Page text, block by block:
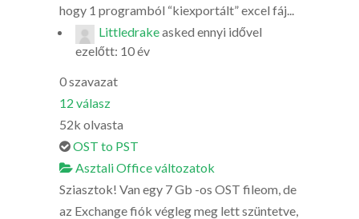
hogy 1 programból “kiexportált” excel fáj...
Littledrakeasked ennyi idővel
ezelőtt: 10 év
0szavazat
12 válasz
52k olvasta
OST to PST
Asztali Office változatok
Sziasztok! Van egy 7 Gb -os OST fileom, de
az Exchange fiók végleg meg lett szüntetve,